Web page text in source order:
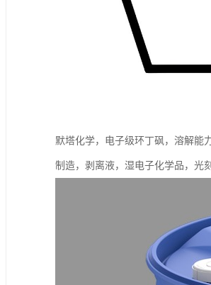
默塔化学，电子级环丁砜，溶解能
制造，剥离液，湿电子化学品，光